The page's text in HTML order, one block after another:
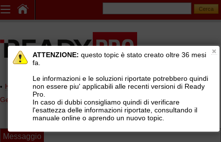
Home page> AREE DI SUPPORTO TECNICO GRATUITO>
Gestionale Ready Pro>Report editor
Messaggio
ATTENZIONE: questo topic è stato creato oltre 36 mesi
fa.
Le informazioni e le soluzioni riportate potrebbero quindi
non essere piu' applicabili alle recenti versioni di Ready
Pro.
In caso di dubbi consigliamo quindi di verificare
l'esattezza delle informazioni riportate, consultando il
manuale online o aprendo un nuovo topic.